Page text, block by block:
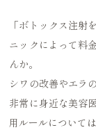
「ボトックス注射
ニックによって料
んか。
シワの改善やエラ
非常に身近な美容
用ルールについて